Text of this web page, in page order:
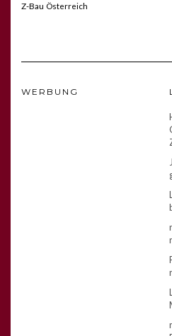
Z-Bau Österreich
WERBUNG